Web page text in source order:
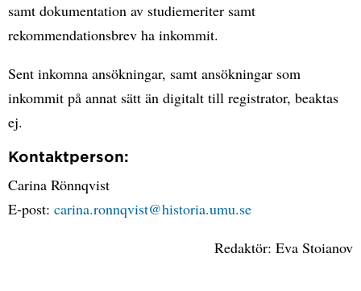
samt dokumentation av studiemeriter samt
rekommendationsbrev ha inkommit.
Sent inkomna ansökningar, samt ansökningar som
inkommit på annat sätt än digitalt till registrator, beaktas
ej.
Kontaktperson:
Carina Rönnqvist
E-post: carina.ronnqvist@historia.umu.se
Redaktör: Eva Stoianov